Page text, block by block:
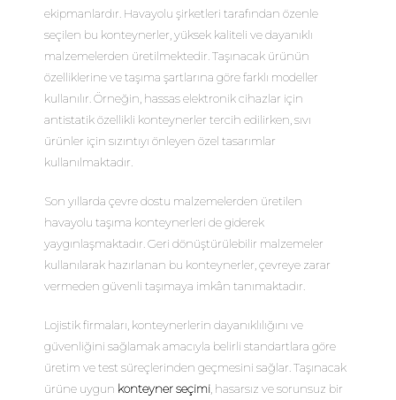
ekipmanlardır. Havayolu şirketleri tarafından özenle
seçilen bu konteynerler, yüksek kaliteli ve dayanıklı
malzemelerden üretilmektedir. Taşınacak ürünün
özelliklerine ve taşıma şartlarına göre farklı modeller
kullanılır. Örneğin, hassas elektronik cihazlar için
antistatik özellikli konteynerler tercih edilirken, sıvı
ürünler için sızıntıyı önleyen özel tasarımlar
kullanılmaktadır.
Son yıllarda çevre dostu malzemelerden üretilen
havayolu taşıma konteynerleri de giderek
yaygınlaşmaktadır. Geri dönüştürülebilir malzemeler
kullanılarak hazırlanan bu konteynerler, çevreye zarar
vermeden güvenli taşımaya imkân tanımaktadır.
Lojistik firmaları, konteynerlerin dayanıklılığını ve
güvenliğini sağlamak amacıyla belirli standartlara göre
üretim ve test süreçlerinden geçmesini sağlar. Taşınacak
ürüne uygun konteyner seçimi , hasarsız ve sorunsuz bir